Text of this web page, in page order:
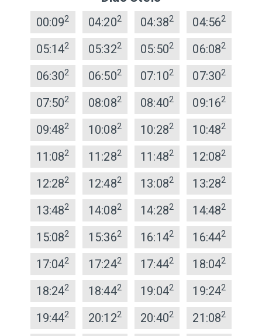
00:092 04:202 04:382 04:562
05:142 05:322 05:502 06:082
06:302 06:502 07:102 07:302
07:502 08:082 08:402 09:162
09:482 10:082 10:282 10:482
11:082 11:282 11:482 12:082
12:282 12:482 13:082 13:282
13:482 14:082 14:282 14:482
15:082 15:362 16:142 16:442
17:042 17:242 17:442 18:042
18:242 18:442 19:042 19:242
19:442 20:122 20:402 21:082